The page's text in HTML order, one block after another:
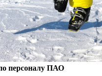
персоналу ПАО